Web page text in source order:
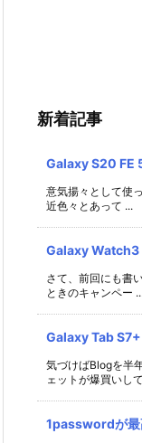
新着記事
Galaxy S20 FE
意気揚々として使
近色々とあって ...
Galaxy Watch3
さて、前回にも書
ときのキャンペー ...
Galaxy Tab
気づけばBlogを半
ェットが爆買いし
1passwordが最